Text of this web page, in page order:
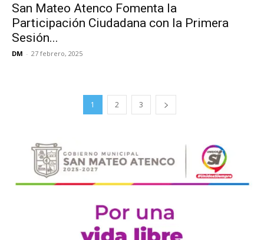
San Mateo Atenco Fomenta la
Participación Ciudadana con la Primera
Sesión...
DM - 27 febrero, 2025
1 2 3